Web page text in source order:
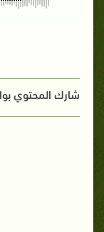
شارك المحتوي